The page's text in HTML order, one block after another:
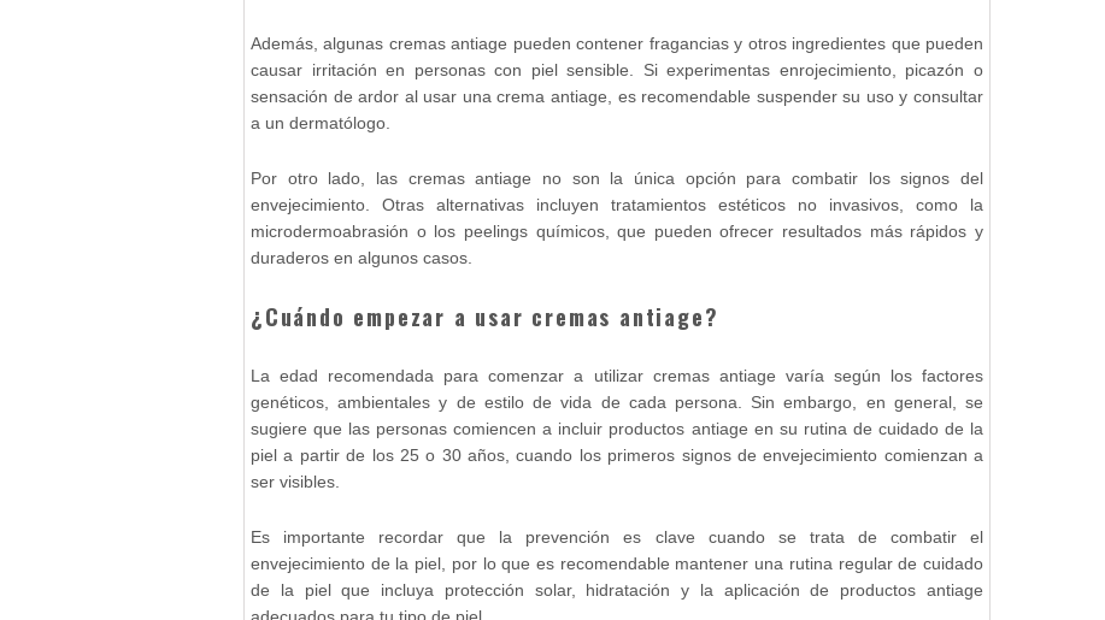
Además, algunas cremas antiage pueden contener fragancias y otros ingredientes que pueden
causar irritación en personas con piel sensible. Si experimentas enrojecimiento, picazón o
sensación de ardor al usar una crema antiage, es recomendable suspender su uso y consultar
a un dermatólogo.
Por otro lado, las cremas antiage no son la única opción para combatir los signos del
envejecimiento. Otras alternativas incluyen tratamientos estéticos no invasivos, como la
microdermoabrasión o los peelings químicos, que pueden ofrecer resultados más rápidos y
duraderos en algunos casos.
¿Cuándo empezar a usar cremas antiage?
La edad recomendada para comenzar a utilizar cremas antiage varía según los factores
genéticos, ambientales y de estilo de vida de cada persona. Sin embargo, en general, se
sugiere que las personas comiencen a incluir productos antiage en su rutina de cuidado de la
piel a partir de los 25 o 30 años, cuando los primeros signos de envejecimiento comienzan a
ser visibles.
Es importante recordar que la prevención es clave cuando se trata de combatir el
envejecimiento de la piel, por lo que es recomendable mantener una rutina regular de cuidado
de la piel que incluya protección solar, hidratación y la aplicación de productos antiage
adecuados para tu tipo de piel.